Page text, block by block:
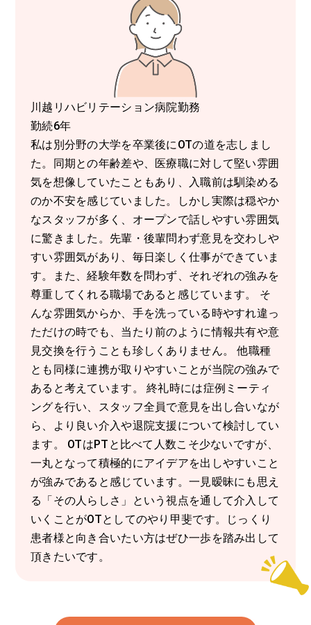
川越リハビリテーション病院勤務
勤続6年
私は別分野の大学を卒業後にOTの道を志しまし
た。同期との年齢差や、医療職に対して堅い雰囲
気を想像していたこともあり、入職前は馴染める
のか不安を感じていました。しかし実際は穏やか
なスタッフが多く、オープンで話しやすい雰囲気
に驚きました。先輩・後輩問わず意見を交わしや
すい雰囲気があり、毎日楽しく仕事ができていま
す。また、経験年数を問わず、それぞれの強みを
尊重してくれる職場であると感じています。 そ
んな雰囲気からか、手を洗っている時やすれ違っ
ただけの時でも、当たり前のように情報共有や意
見交換を行うことも珍しくありません。 他職種
とも同様に連携が取りやすいことが当院の強みで
あると考えています。 終礼時には症例ミーティ
ングを行い、スタッフ全員で意見を出し合いなが
ら、より良い介入や退院支援について検討してい
ます。 OTはPTと比べて人数こそ少ないですが、
一丸となって積極的にアイデアを出しやすいこと
が強みであると感じています。一見暧昧にも思え
る「その人らしさ」という視点を通して介入して
いくことがOTとしてのやり甲斐です。じっくり
患者様と向き合いたい方はぜひ一歩を踏み出して
頂きたいです。